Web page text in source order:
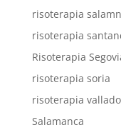
risoterapia
risoterapia
Risoterapia
risoterapia soria
risoterapia
Salamanca